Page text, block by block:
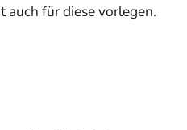
für diese vorlegen.